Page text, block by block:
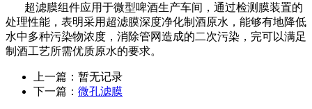
超滤膜组件应用于微型啤酒生产车间，通过检测膜装置的
处理性能，表明采用超滤膜深度净化制酒原水，能够有地降低
水中多种污染物浓度，消除管网造成的二次污染，完可以满足
制酒工艺所需优质原水的要求。
上一篇：暂无记录
下一篇： 微孔滤膜